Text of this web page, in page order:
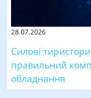
28.07.2026
Силові
правильний
обладнання